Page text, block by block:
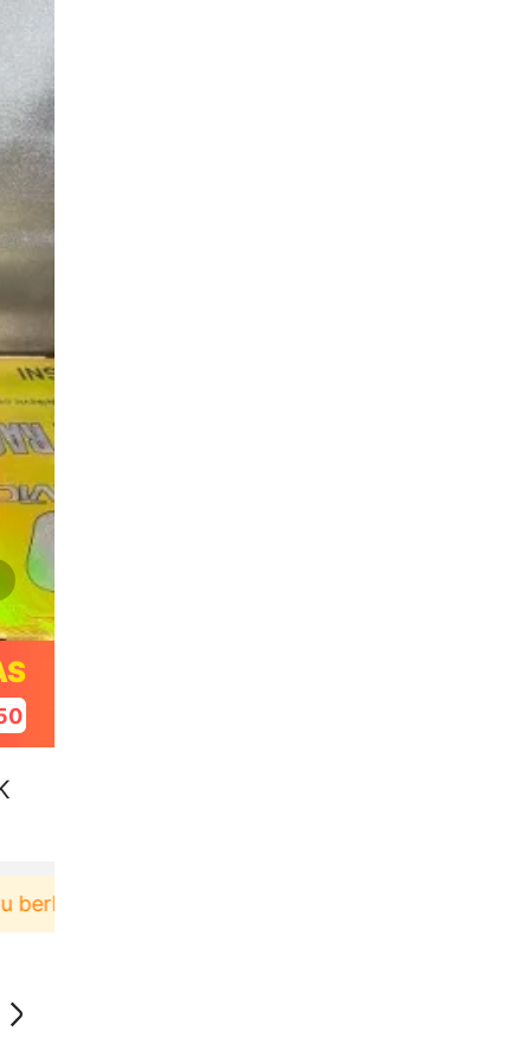
di aplikasi Akulaku bisa dapat voucher